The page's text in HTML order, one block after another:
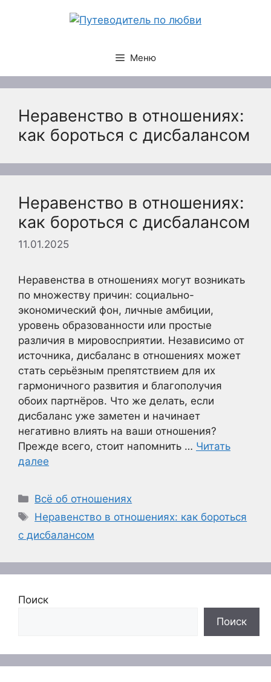
Меню
Неравенство в отношениях:
как бороться с дисбалансом
Неравенство в отношениях:
как бороться с дисбалансом
11.01.2025
Неравенства в отношениях могут возникать
по множеству причин: социально-
экономический фон, личные амбиции,
уровень образованности или простые
различия в мировосприятии. Независимо от
источника, дисбаланс в отношениях может
стать серьёзным препятствием для их
гармоничного развития и благополучия
обоих партнёров. Что же делать, если
дисбаланс уже заметен и начинает
негативно влиять на ваши отношения?
Прежде всего, стоит напомнить … Читать
далее
Рубрики
Всё об отношениях
Метки
Неравенство в отношениях: как бороться
с дисбалансом
Поиск
Поиск